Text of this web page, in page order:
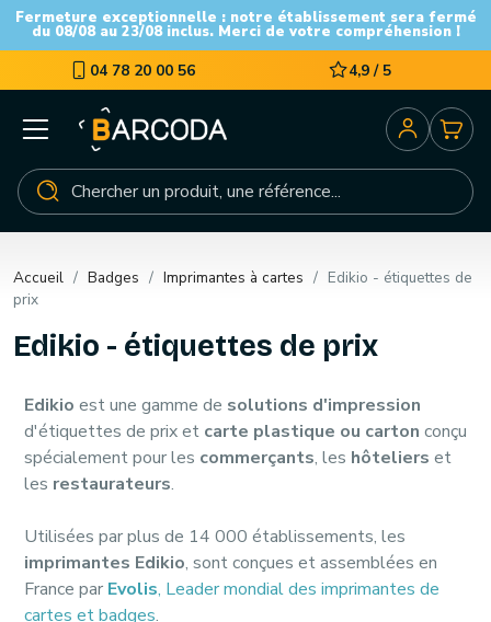
Fermeture exceptionnelle : notre établissement sera fermé
du 08/08 au 23/08 inclus. Merci de votre compréhension !
04 78 20 00 56 4,9 / 5
Accueil Badges Imprimantes à cartes
Edikio - étiquettes de
prix
Edikio - étiquettes de prix
Edikio est une gamme de solutions d'impression
d'étiquettes de prix et carte plastique ou carton conçu
spécialement pour les commerçants, les hôteliers et
les restaurateurs.
Utilisées par plus de 14 000 établissements, les
imprimantes Edikio, sont conçues et assemblées en
France par Evolis, Leader mondial des imprimantes de
cartes et badges.